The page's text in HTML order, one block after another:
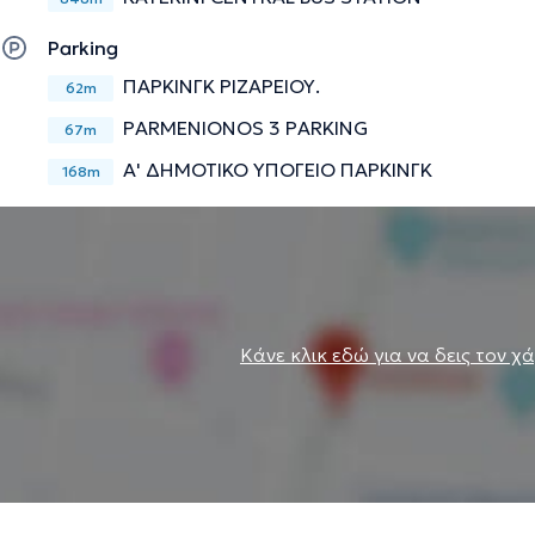
Parking
62m ΠΑΡΚΙΝΓΚ ΡΙΖΑΡΕΙΟΥ.
67m PARMENIONOS 3 PARKING
168m Α' ΔΗΜΟΤΙΚΟ ΥΠΟΓΕΙΟ ΠΑΡΚΙΝΓΚ
Κάνε κλικ εδώ για να δεις τον